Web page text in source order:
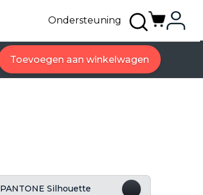
Ondersteuning
Toevoegen aan winkelwagen
PANTONE Silhouette